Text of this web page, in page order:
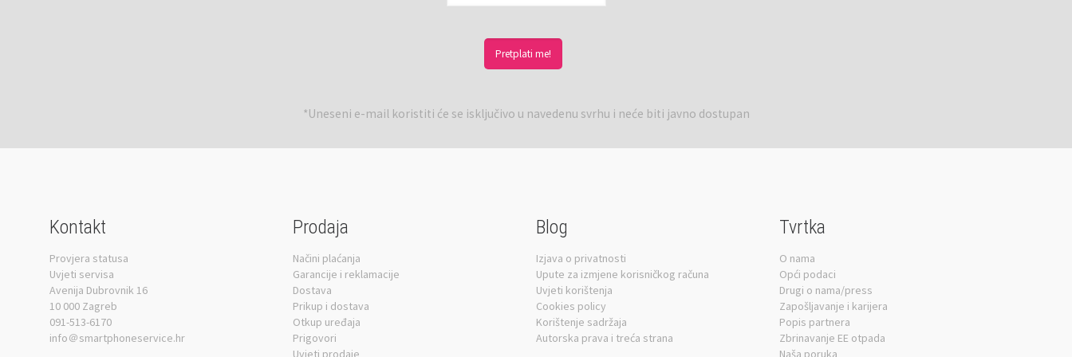
*Uneseni e-mail koristiti će se isključivo u navedenu svrhu i neće biti javno dostupan
Kontakt
Provjera statusa
Uvjeti servisa
Avenija Dubrovnik 16
10 000 Zagreb
091-513-6170
info＠smartphoneservice.hr
Prodaja
Načini plaćanja
Garancije i reklamacije
Dostava
Prikup i dostava
Otkup uređaja
Prigovori
Uvjeti prodaje
Blog
Izjava o privatnosti
Upute za izmjene korisničkog računa
Uvjeti korištenja
Cookies policy
Korištenje sadržaja
Autorska prava i treća strana
Tvrtka
O nama
Opći podaci
Drugi o nama/press
Zapošljavanje i karijera
Popis partnera
Zbrinavanje EE otpada
Naša poruka